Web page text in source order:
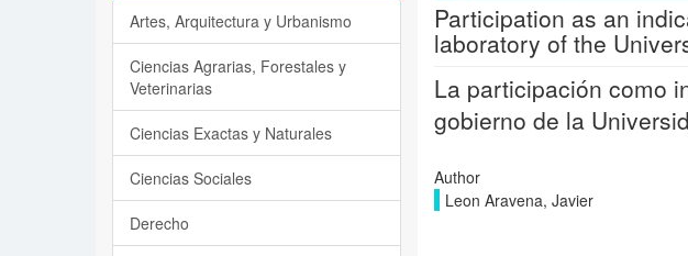
Participation as an
laboratory of the
La participación como
gobierno de la
Author
Leon Aravena, Javier
Artes, Arquitectura y Urbanismo
Ciencias Agrarias, Forestales y
Veterinarias
Ciencias Exactas y Naturales
Ciencias Sociales
Derecho